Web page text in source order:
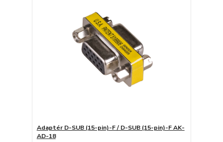
Adaptér D-SUB (15-pin)-F / D-SUB (15-pin)-F AK-
AD-18